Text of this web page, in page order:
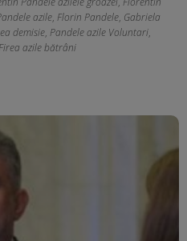
azile, Florin Pandele, Gabriela
demisie, Pandele azile Voluntari,
azile bătrâni